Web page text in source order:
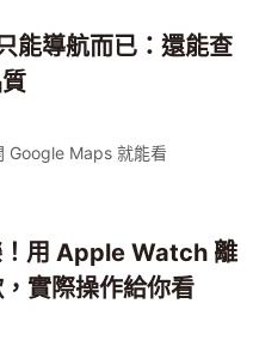
能導航而已：還能查
Google Maps 就能看
用 Apple Watch 離
實際操作給你看